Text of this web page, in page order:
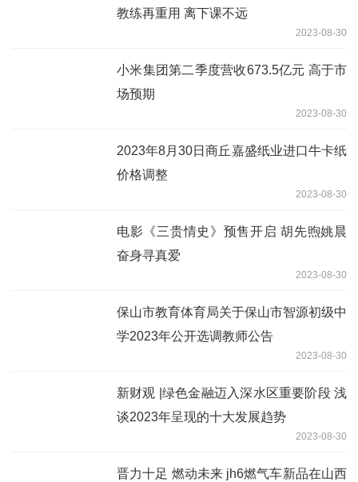
教练再重用 离下课不远
2023-08-30
小米集团第二季度营收673.5亿元 高于市
场预期
2023-08-30
2023年8月30日商丘嘉盛纸业进口牛卡纸
价格调整
2023-08-30
电影《三贵情史》预售开启 胡先煦姚晨
奋身寻真爱
2023-08-30
保山市教育体育局关于保山市智源初级中
学2023年公开选调教师公告
2023-08-30
新财观 |绿色金融迈入深水区重要阶段 浅
谈2023年呈现的十大发展趋势
2023-08-30
晋力十足 燃动未来 jh6燃气车新品在山西